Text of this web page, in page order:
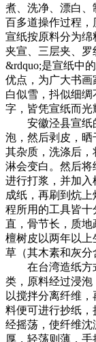
煮、洗净、漂白
百多道操作过程
宣纸按原料分为绵
夹宣、三层夹、罗
&rdquo;是宣纸中
优点，为广大书画
白似雪，抖似细绸
字，皆凭宣纸而光
安徽泾县宣纸的
泡，然后剥皮，
其杂质，洗涤后
淋会变白。然后将
进行打浆，并加
成纸，再刷到炕
程所用的工具皆
直，骨节长，质
檀树皮以两年以
草（其木素和灰分
在台湾造纸方式
类，原料经过浸
以搅拌分离纤维
料便可进行抄纸，
经摇荡，使纤维沈
厚，轻荡则薄，